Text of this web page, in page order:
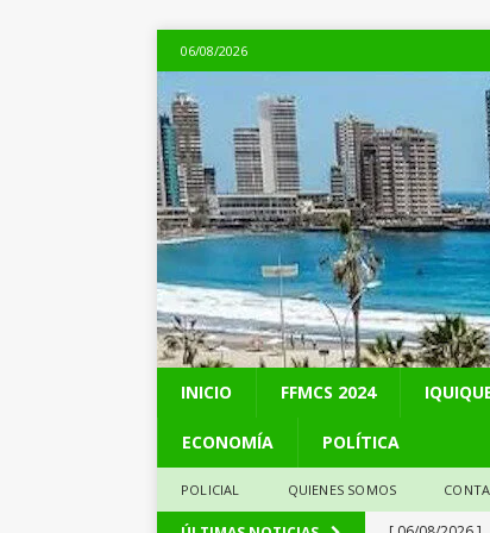
06/08/2026
INICIO FFMCS 2024
ECONOMÍA POLÍTICA
POLICIAL QUIENES SOMOS